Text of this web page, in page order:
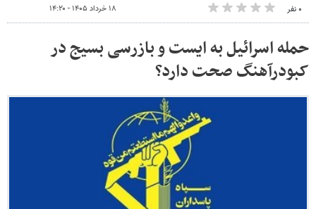
۰ نفر ۱۸ خرداد ۱۴۰۵ - ۱۴:۲۰
حمله اسرائیل به ایست و بازرسی بسیج در
کبودرآهنگ صحت دارد؟